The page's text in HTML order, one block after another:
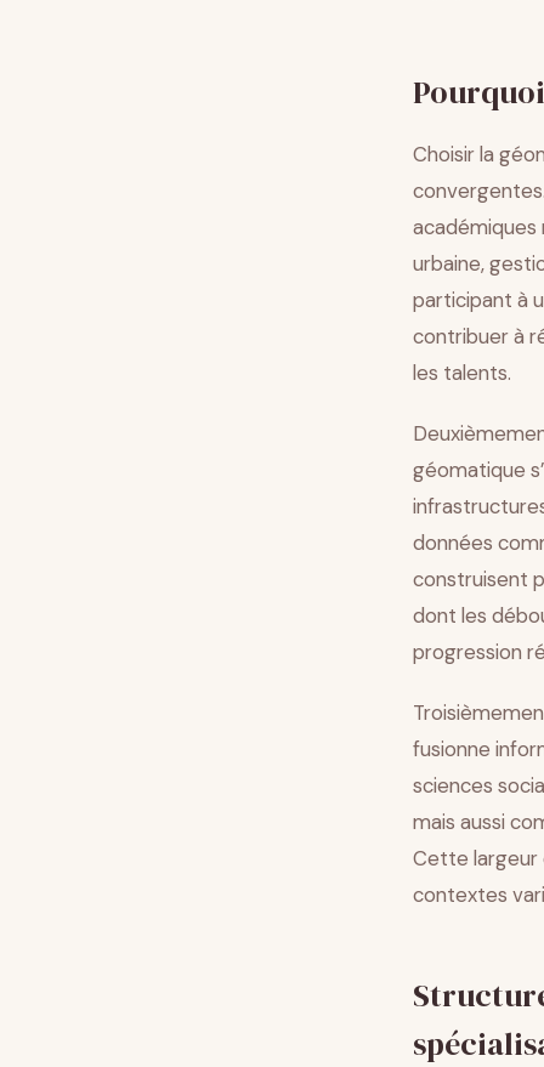
Choisir la
académiques
urbaine,
participant à
contribuer à
les talents.
géomatique
données
construisent
dont les
progression
fusionne
sciences
mais aussi
Cette largeur
contextes